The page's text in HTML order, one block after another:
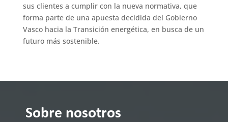
sus clientes a cumplir con la nueva normativa, que
forma parte de una apuesta decidida del Gobierno
Vasco hacia la Transición energética, en busca de un
futuro más sostenible.
Sobre nosotros